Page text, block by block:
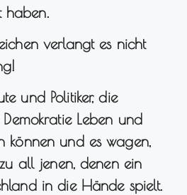
haben.
verlangt es nicht
und Politiker, die
Leben und
können und es wagen,
zu all jenen, denen ein
in die Hände spielt.